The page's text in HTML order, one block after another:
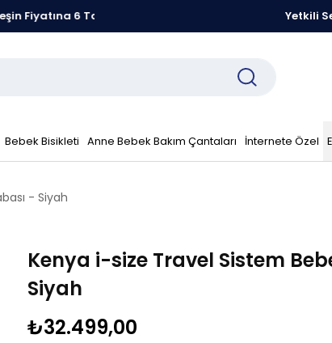
Fiyatına 6 Taksit Fırsatı Yetkili
Bebek Bisikleti Anne Bebek Bakım Çantaları İnternete Özel
- Siyah
Kenya i-size Travel Sistem
Siyah
₺32.499,00